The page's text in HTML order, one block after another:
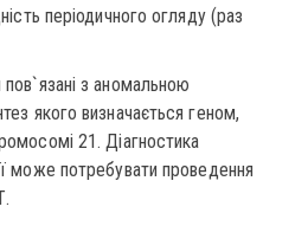
періодичного огляду (раз
з аномальною
якого визначається геном,
21. Діагностика
може потребувати проведення